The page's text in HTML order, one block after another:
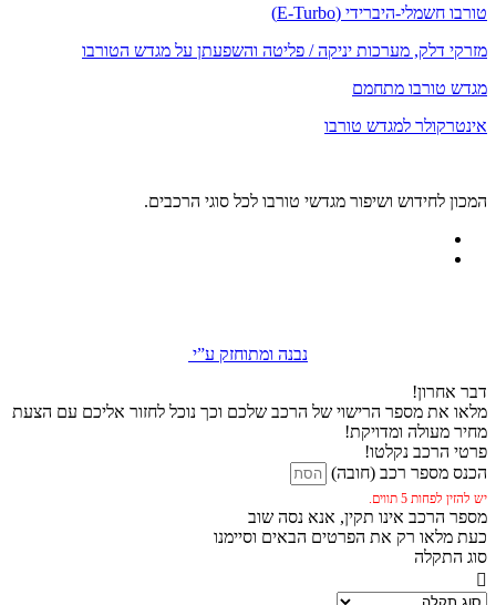
טורבו חשמלי-היברידי (E-Turbo)
מזרקי דלק, מערכות יניקה / פליטה והשפעתן על מגדש הטורבו
מגדש טורבו מתחמם
אינטרקולר למגדש טורבו
המכון לחידוש ושיפור מגדשי טורבו לכל סוגי הרכבים.
נבנה ומתוחזק ע”י
דבר אחרון!
מלאו את מספר הרישוי של הרכב שלכם וכך נוכל לחזור אליכם עם הצעת
מחיר מעולה ומדויקת!
פרטי הרכב נקלטו!
הכנס מספר רכב (חובה)
יש להזין לפחות 5 תווים.
מספר הרכב אינו תקין, אנא נסה שוב
כעת מלאו רק את הפרטים הבאים וסיימנו
סוג התקלה